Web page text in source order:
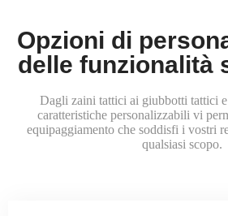
Opzioni di
delle funzionalità
Dagli zaini tattici ai giubbotti tattici
caratteristiche personalizzabili vi
equipaggiamento che soddisfi i vostri
qualsiasi scopo.